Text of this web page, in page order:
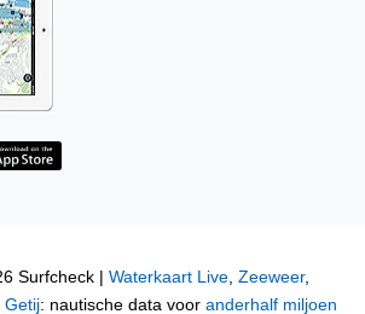
Surfcheck | Waterkaart Live, Zeeweer,
Getij: nautische data voor anderhalf miljoen